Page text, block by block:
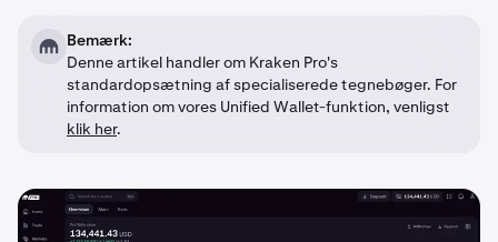
Bemærk:
Denne artikel handler om Kraken Pro's
standardopsætning af specialiserede tegnebøger. For
information om vores Unified Wallet-funktion, venligst
klik her.